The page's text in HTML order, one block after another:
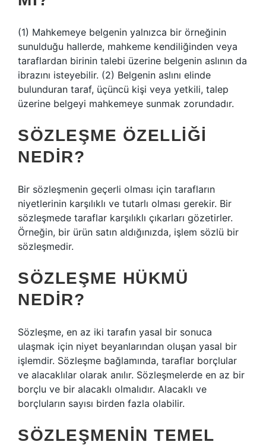
(1) Mahkemeye belgenin yalnızca bir örneğinin
sunulduğu hallerde, mahkeme kendiliğinden veya
taraflardan birinin talebi üzerine belgenin aslının da
ibrazını isteyebilir. (2) Belgenin aslını elinde
bulunduran taraf, üçüncü kişi veya yetkili, talep
üzerine belgeyi mahkemeye sunmak zorundadır.
SÖZLEŞME ÖZELLIĞI
NEDIR?
Bir sözleşmenin geçerli olması için tarafların
niyetlerinin karşılıklı ve tutarlı olması gerekir. Bir
sözleşmede taraflar karşılıklı çıkarları gözetirler.
Örneğin, bir ürün satın aldığınızda, işlem sözlü bir
sözleşmedir.
SÖZLEŞME HÜKMÜ
NEDIR?
Sözleşme, en az iki tarafın yasal bir sonuca
ulaşmak için niyet beyanlarından oluşan yasal bir
işlemdir. Sözleşme bağlamında, taraflar borçlular
ve alacaklılar olarak anılır. Sözleşmelerde en az bir
borçlu ve bir alacaklı olmalıdır. Alacaklı ve
borçluların sayısı birden fazla olabilir.
SÖZLEŞMENIN TEMEL